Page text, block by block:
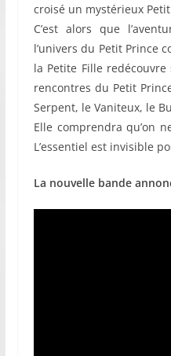
croisé un mystérieux
C’est alors que
l’univers du Petit Prince
la Petite Fille
rencontres du Petit
Serpent, le Vaniteux, le
Elle comprendra qu’on
L’essentiel est invisible
La nouvelle bande